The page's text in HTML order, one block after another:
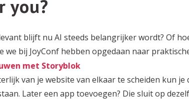
you?
blijft nu AI steeds belangrijker wordt? Of
we bij JoyConf hebben opgedaan naar
met Storyblok
van je website van elkaar te scheiden kun je
Later een app toevoegen? Die sluit op